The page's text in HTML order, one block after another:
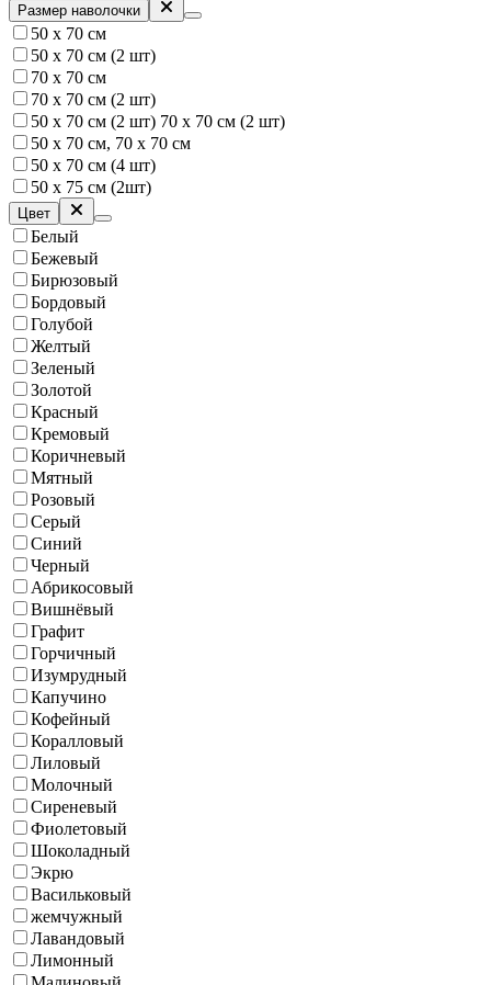
Размер наволочки
50 х 70 см
50 х 70 см (2 шт)
70 х 70 см
70 х 70 см (2 шт)
50 х 70 см (2 шт) 70 х 70 см (2 шт)
50 х 70 см, 70 х 70 см
50 х 70 см (4 шт)
50 х 75 см (2шт)
Цвет
Белый
Бежевый
Бирюзовый
Бордовый
Голубой
Желтый
Зеленый
Золотой
Красный
Кремовый
Коричневый
Мятный
Розовый
Серый
Синий
Черный
Абрикосовый
Вишнёвый
Графит
Горчичный
Изумрудный
Капучино
Кофейный
Коралловый
Лиловый
Молочный
Сиреневый
Фиолетовый
Шоколадный
Экрю
Васильковый
жемчужный
Лавандовый
Лимонный